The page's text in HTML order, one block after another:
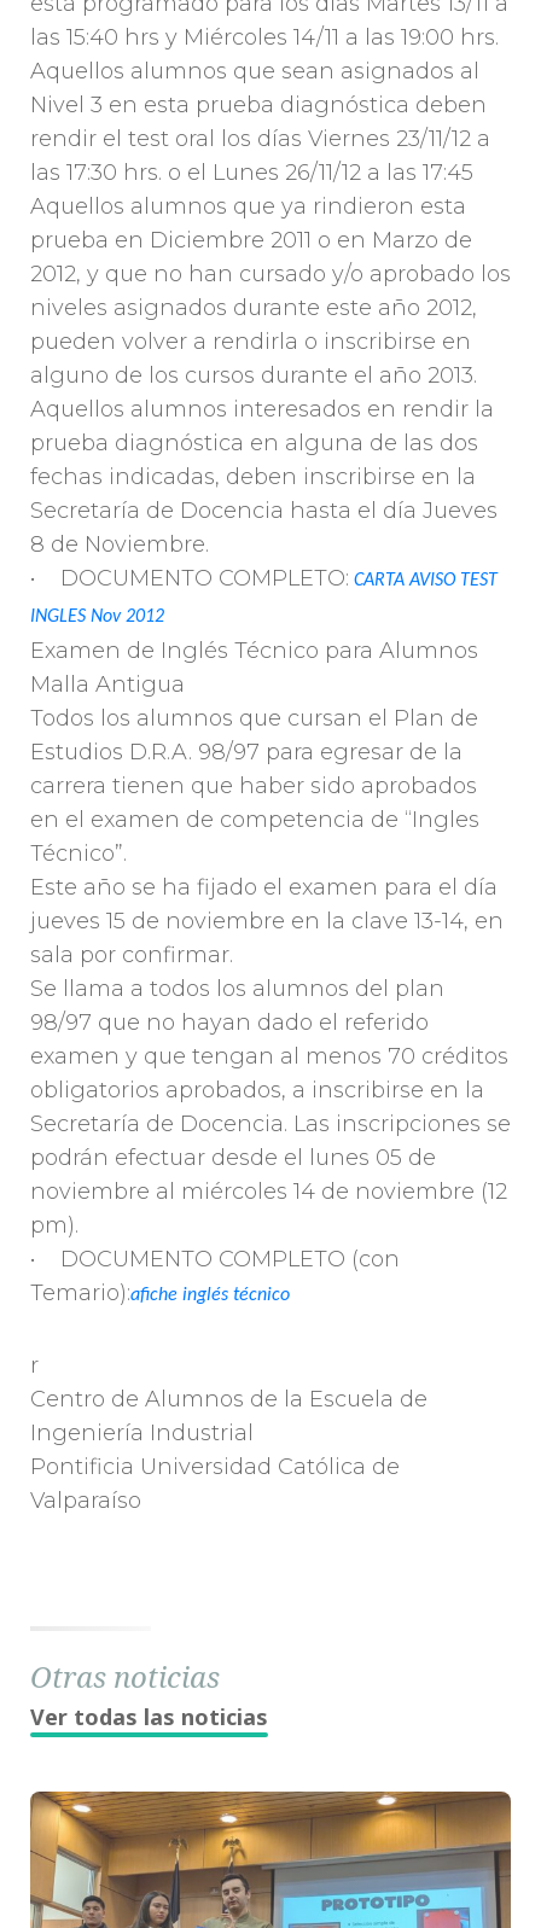
las 15:40 hrs y Miércoles 14/11 a las 19:00 hrs.
Aquellos alumnos que sean asignados al
Nivel 3 en esta prueba diagnóstica deben
rendir el test oral los días Viernes 23/11/12 a
las 17:30 hrs. o el Lunes 26/11/12 a las 17:45
Aquellos alumnos que ya rindieron esta
prueba en Diciembre 2011 o en Marzo de
2012, y que no han cursado y/o aprobado los
niveles asignados durante este año 2012,
pueden volver a rendirla o inscribirse en
alguno de los cursos durante el año 2013.
Aquellos alumnos interesados en rendir la
prueba diagnóstica en alguna de las dos
fechas indicadas, deben inscribirse en la
Secretaría de Docencia hasta el día Jueves
8 de Noviembre.
• DOCUMENTO COMPLETO: CARTA AVISO TEST
INGLES Nov 2012
Examen de Inglés Técnico para Alumnos
Malla Antigua
Todos los alumnos que cursan el Plan de
Estudios D.R.A. 98/97 para egresar de la
carrera tienen que haber sido aprobados
en el examen de competencia de “Ingles
Técnico”.
Este año se ha fijado el examen para el día
jueves 15 de noviembre en la clave 13-14, en
sala por confirmar.
Se llama a todos los alumnos del plan
98/97 que no hayan dado el referido
examen y que tengan al menos 70 créditos
obligatorios aprobados, a inscribirse en la
Secretaría de Docencia. Las inscripciones se
podrán efectuar desde el lunes 05 de
noviembre al miércoles 14 de noviembre (12
pm).
• DOCUMENTO COMPLETO (con
Temario):afiche inglés técnico
r
Centro de Alumnos de la Escuela de
Ingeniería Industrial
Pontificia Universidad Católica de
Valparaíso
Otras noticias
Ver todas las noticias